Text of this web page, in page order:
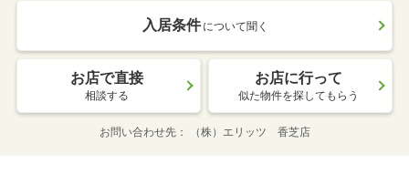
入居条件 について聞く
お店で直接
相談する
お店に行って
似た物件を探してもらう
お問い合わせ先 （株）エリッツ 香芝店